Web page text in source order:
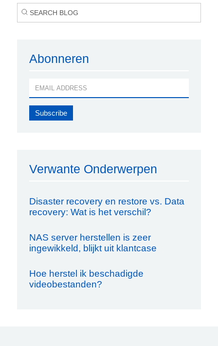
Abonneren
Verwante Onderwerpen
Disaster recovery en restore vs. Data
recovery: Wat is het verschil?
NAS server herstellen is zeer
ingewikkeld, blijkt uit klantcase
Hoe herstel ik beschadigde
videobestanden?